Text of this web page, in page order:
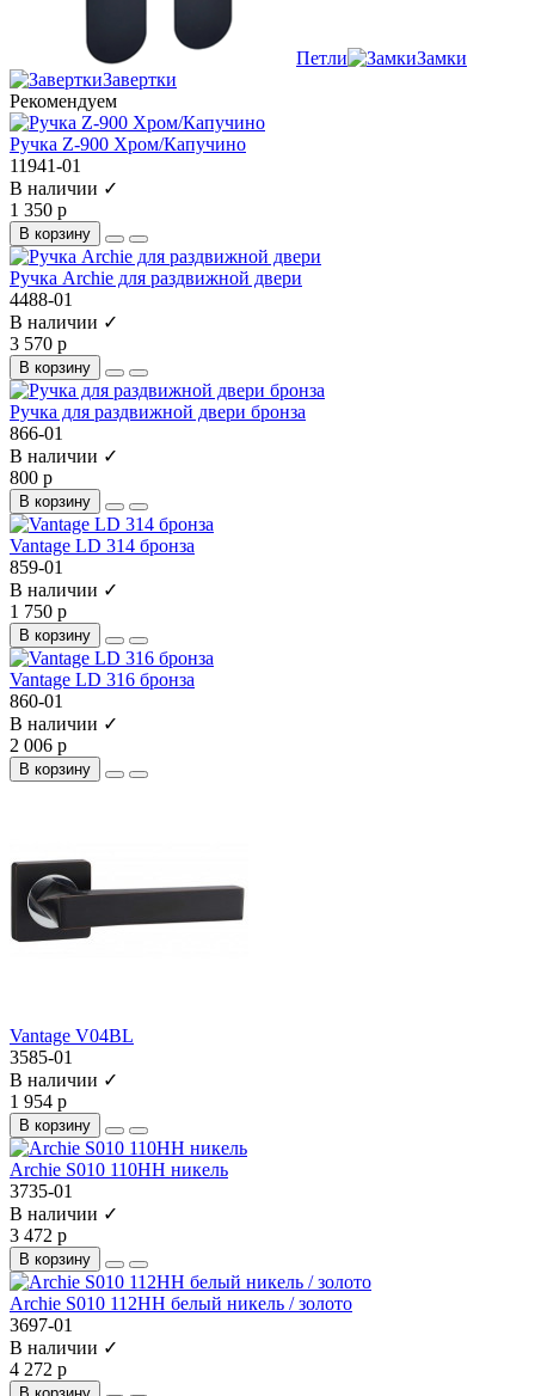
Петли
Замки
Завертки
Рекомендуем
Ручка Z-900 Хром/Капучино
11941-01
В наличии ✓
1 350 р
В корзину
Ручка Archie для раздвижной двери
4488-01
В наличии ✓
3 570 р
В корзину
Ручка для раздвижной двери бронза
866-01
В наличии ✓
800 р
В корзину
Vantage LD 314 бронза
859-01
В наличии ✓
1 750 р
В корзину
Vantage LD 316 бронза
860-01
В наличии ✓
2 006 р
В корзину
Vantage V04BL
3585-01
В наличии ✓
1 954 р
В корзину
Archie S010 110HH никель
3735-01
В наличии ✓
3 472 р
В корзину
Archie S010 112HH белый никель / золото
3697-01
В наличии ✓
4 272 р